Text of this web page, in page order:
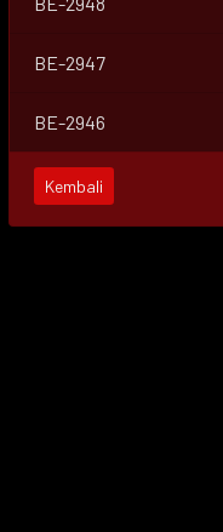
BE-2947
BE-2946
Kembali